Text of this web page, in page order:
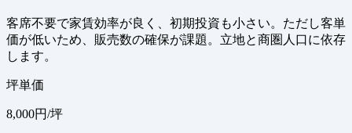
客席不要で家賃効率が良く、初期投資も小さい。ただし客単
価が低いため、販売数の確保が課題。立地と商圏人口に依存
します。
坪単価
8,000円/坪